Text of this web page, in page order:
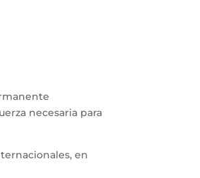
necesaria para
en